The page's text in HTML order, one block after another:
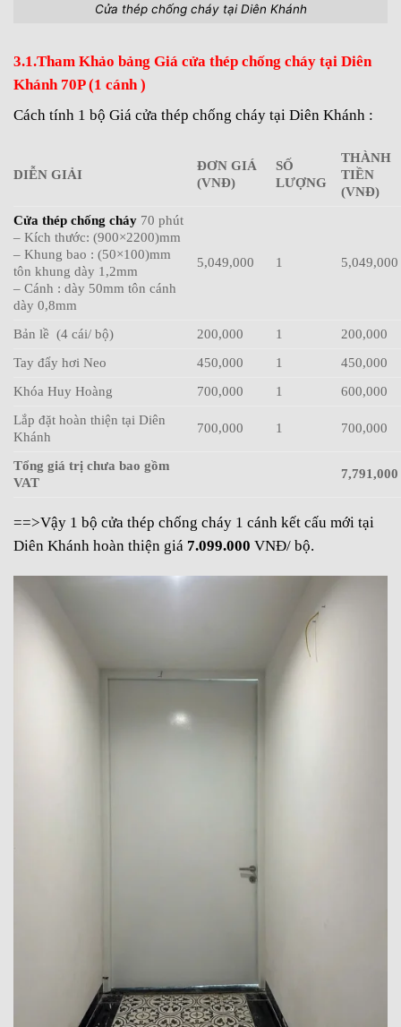
Cửa thép chống cháy tại Diên Khánh
3.1.Tham Khảo bảng Giá cửa thép chống cháy tại Diên
Khánh 70P (1 cánh )
Cách tính 1 bộ Giá cửa thép chống cháy tại Diên Khánh :
DIỄN GIẢI
ĐƠN GIÁ
(VNĐ)
SỐ
LƯỢNG
THÀNH
TIỀN
(VNĐ)
Cửa thép chống cháy 70 phút
– Kích thước: (900×2200)mm
– Khung bao : (50×100)mm
tôn khung dày 1,2mm
– Cánh : dày 50mm tôn cánh
dày 0,8mm
5,049,000 1 5,049,000
Bản lề (4 cái/ bộ) 200,000 1
200,000
Tay đẩy hơi Neo
450,000 1
450,000
Khóa Huy Hoàng
700,000 1
600,000
Lắp đặt hoàn thiện tại Diên
Khánh
700,000 1 700,000
Tổng giá trị chưa bao gồm
VAT
7,791,000
==>Vậy 1 bộ cửa thép chống cháy 1 cánh kết cấu mới tại
Diên Khánh hoàn thiện giá 7.099.000 VNĐ/ bộ.